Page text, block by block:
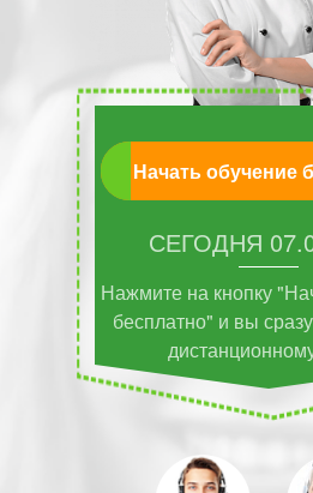
Начать обучение
СЕГОДНЯ
Нажмите на кнопку
бесплатно" и вы